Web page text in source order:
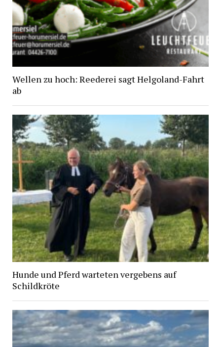
Wellen zu hoch: Reederei sagt Helgoland-Fahrt
ab
Hunde und Pferd warteten vergebens auf
Schildkröte